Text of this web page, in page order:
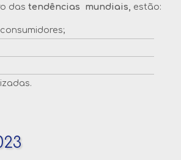
das tendências mundiais, estão: